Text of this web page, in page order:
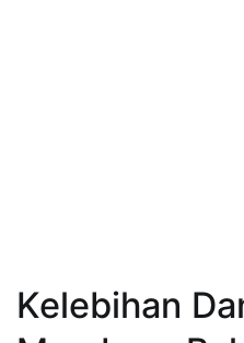
Kelebihan